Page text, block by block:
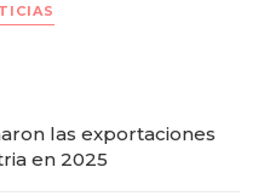
las exportaciones
en 2025